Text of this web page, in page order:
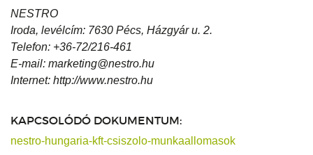
NESTRO
Iroda, levélcím: 7630 Pécs, Házgyár u. 2.
Telefon: +36-72/216-461
E-mail: marketing@nestro.hu
Internet: http://www.nestro.hu
KAPCSOLÓDÓ DOKUMENTUM:
nestro-hungaria-kft-csiszolo-munkaallomasok